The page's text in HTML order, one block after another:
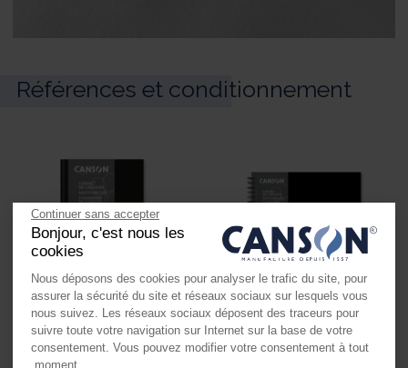
Références et conditionnement
Carnets cousus Carnets spiralés
Continuer sans accepter
Bonjour, c'est nous les
cookies
Nous déposons des cookies pour analyser le trafic du site, pour
assurer la sécurité du site et réseaux sociaux sur lesquels vous
nous suivez. Les réseaux sociaux déposent des traceurs pour
suivre toute votre navigation sur Internet sur la base de votre
consentement. Vous pouvez modifier votre consentement à tout
moment.